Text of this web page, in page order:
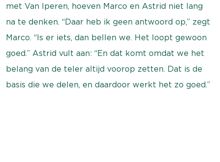
met Van Iperen, hoeven Marco en Astrid niet lang
na te denken. “Daar heb ik geen antwoord op,” zegt
Marco. “Is er iets, dan bellen we. Het loopt gewoon
goed.” Astrid vult aan: “En dat komt omdat we het
belang van de teler altijd voorop zetten. Dat is de
basis die we delen, en daardoor werkt het zo goed.”